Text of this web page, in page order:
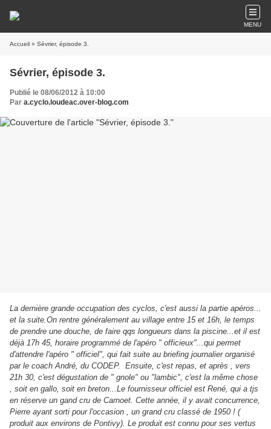
MENU
Accueil » Sévrier, épisode 3.
Sévrier, épisode 3.
Publié le 08/06/2012 à 10:00
Par a.cyclo.loudeac.over-blog.com
La dernière grande occupation des cyclos, c'est aussi la partie apéros...
et la suite.On rentre généralement au village entre 15 et 16h, le temps
de prendre une douche, de faire qqs longueurs dans la piscine...et il est
déjà 17h 45, horaire programmé de l'apéro " officieux"...qui permet
d'attendre l'apéro " officiel", qui fait suite au briefing journalier organisé
par le coach André, du CODEP. Ensuite, c'est repas, et après , vers
21h 30, c'est dégustation de " gnole" ou "lambic", c'est la même chose
, soit en gallo, soit en breton...Le fournisseur officiel est René, qui a tjs
en réserve un gand cru de Carnoet. Cette année, il y avait concurrence,
Pierre ayant sorti pour l'occasion , un grand cru classé de 1950 ! (
produit aux environs de Pontivy). Le produit est connu pour ses vertus